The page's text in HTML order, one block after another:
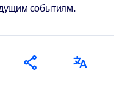
событиям.